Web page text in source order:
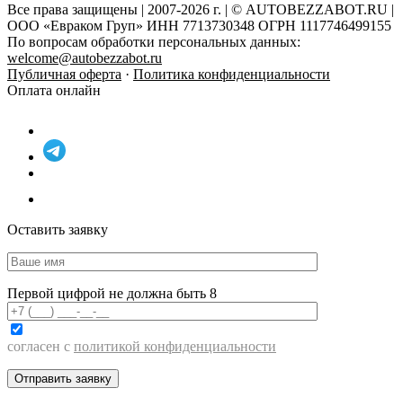
Все права защищены | 2007-2026 г. | © AUTOBEZZABOT.RU |
ООО «Евраком Груп» ИНН 7713730348 ОГРН 1117746499155
По вопросам обработки персональных данных:
welcome@autobezzabot.ru
Публичная оферта · Политика конфиденциальности
Оплата онлайн
Оставить заявку
Первой цифрой не должна быть 8
согласен с политикой конфиденциальности